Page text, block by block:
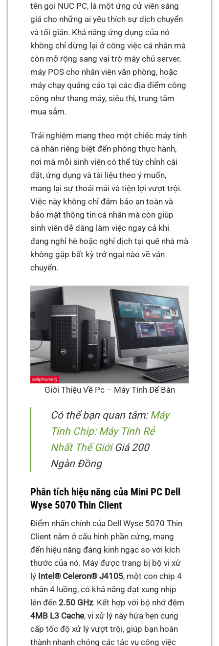
tên gọi NUC PC, là một ứng cử viên sáng
giá cho những ai yêu thích sự dịch chuyển
và tối giản. Khả năng ứng dụng của nó
không chỉ dừng lại ở công việc cá nhân mà
còn mở rộng sang vai trò máy chủ server,
máy POS cho nhân viên văn phòng, hoặc
máy chạy quảng cáo tại các địa điểm công
cộng như thang máy, siêu thị, trung tâm
mua sắm.
Trải nghiệm mang theo một chiếc máy tính
cá nhân riêng biệt đến phòng thực hành,
nơi mà mỗi sinh viên có thể tùy chỉnh cài
đặt, ứng dụng và tài liệu theo ý muốn,
mang lại sự thoải mái và tiện lợi vượt trội.
Việc này không chỉ đảm bảo an toàn và
bảo mật thông tin cá nhân mà còn giúp
sinh viên dễ dàng làm việc ngay cả khi
đang nghỉ hè hoặc nghỉ dịch tại quê nhà mà
không gặp bất kỳ trở ngại nào về vận
chuyển.
Giới Thiệu Về Pc – Máy Tính Để Bàn
Có thể bạn quan tâm:Máy
Tính Chip: Máy Tính Rẻ
Nhất Thế GiớiGiá 200
Ngàn Đồng
Phân tích hiệu năng của Mini PC Dell
Wyse 5070 Thin Client
Điểm nhấn chính của Dell Wyse 5070 Thin
Client nằm ở cấu hình phần cứng, mang
đến hiệu năng đáng kinh ngạc so với kích
thước của nó. Máy được trang bị bộ vi xử
lý Intel® Celeron® J4105, một con chip 4
nhân 4 luồng, có khả năng đạt xung nhịp
lên đến2.50 GHz. Kết hợp với bộ nhớ đệm
4MB L3 Cache, vi xử lý này hứa hẹn cung
cấp tốc độ xử lý vượt trội, giúp bạn hoàn
thành nhanh chóng các tác vụ công việc